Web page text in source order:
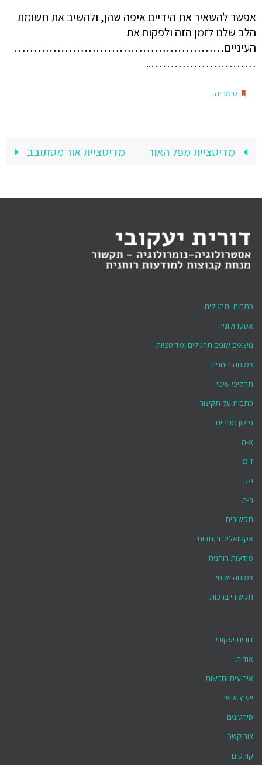
אפשר להשאיר את הידיים איפה שהן, ולהשיב את תשומת
הלב שלנו לזמן הזה ולפקוח את
העיניים………………………………………………
………………………..
סימנייה.
מדיטציית מפל האור מדיטציית אור מסתובב
כתבות ותרגילים
אסטרולוגיה
נושאים שונים תרגילים ומדיטציות
צמיחה רוחנית
תהליכי שינוי
כתבות על תקשור
מילון מונחים
א-ה
ז-מ
נ-ק
ר-ת
תקשורים
אקטואליה ותחזיות
מודעות רוחנית
צמיחה ושינוי
תקשורי ברכות
דורית יעקובי
אודות
אירועים וחדשות
ייעוץ אישי
סירטונים
צור קשר
קורסים